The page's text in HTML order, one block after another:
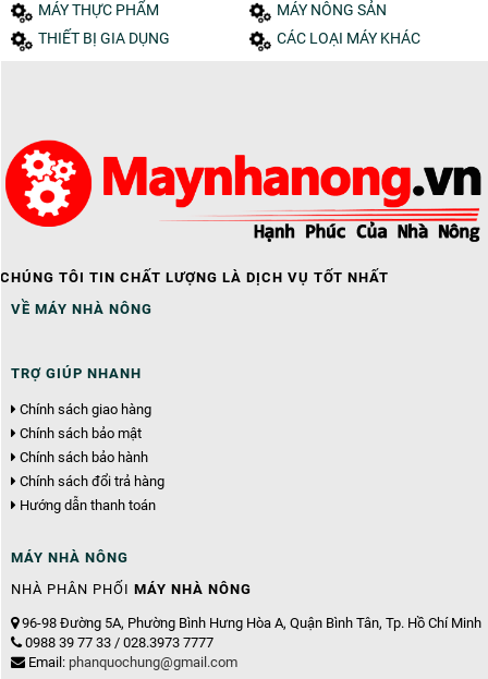
MÁY THỰC PHẨM
MÁY NÔNG SẢN
THIẾT BỊ GIA DỤNG
CÁC LOẠI MÁY KHÁC
CHÚNG TÔI TIN CHẤT LƯỢNG LÀ DỊCH VỤ TỐT NHẤT
VỀ MÁY NHÀ NÔNG
TRỢ GIÚP NHANH
Chính sách giao hàng
Chính sách bảo mật
Chính sách bảo hành
Chính sách đổi trả hàng
Hướng dẫn thanh toán
MÁY NHÀ NÔNG
NHÀ PHÂN PHỐI MÁY NHÀ NÔNG
96-98 Đường 5A, Phường Bình Hưng Hòa A, Quận Bình Tân, Tp. Hồ Chí Minh
0988 39 77 33 / 028.3973 7777
Email: phanquochung@gmail.com